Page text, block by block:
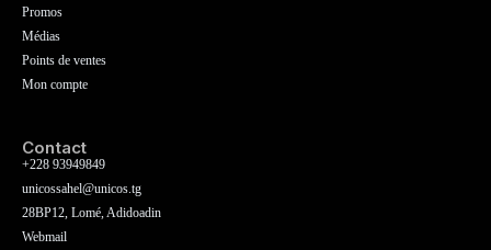
Promos
Médias
Points de ventes
Mon compte
Contact
+228 93949849
unicossahel@unicos.tg
28BP12, Lomé, Adidoadin
Webmail